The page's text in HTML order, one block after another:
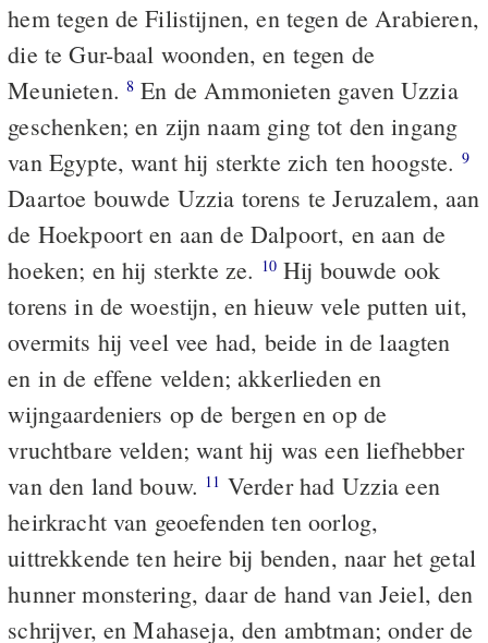
hem tegen de Filistijnen, en tegen de Arabieren,
die te Gur-baal woonden, en tegen de
Meunieten. 8 En de Ammonieten gaven Uzzia
geschenken; en zijn naam ging tot den ingang
van Egypte, want hij sterkte zich ten hoogste. 9
Daartoe bouwde Uzzia torens te Jeruzalem, aan
de Hoekpoort en aan de Dalpoort, en aan de
hoeken; en hij sterkte ze. 10Hij bouwde ook
torens in de woestijn, en hieuw vele putten uit,
overmits hij veel vee had, beide in de laagten
en in de effene velden; akkerlieden en
wijngaardeniers op de bergen en op de
vruchtbare velden; want hij was een liefhebber
van den land bouw. 11 Verder had Uzzia een
heirkracht van geoefenden ten oorlog,
uittrekkende ten heire bij benden, naar het getal
hunner monstering, daar de hand van Jeiel, den
schrijver, en Mahaseja, den ambtman; onder de